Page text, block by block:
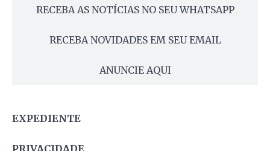
RECEBA AS NOTÍCIAS NO SEU WHATSAPP
RECEBA NOVIDADES EM SEU EMAIL
ANUNCIE AQUI
EXPEDIENTE